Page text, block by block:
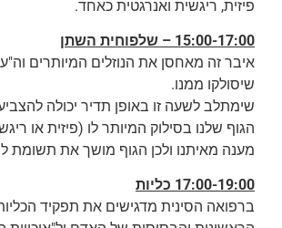
פיזית, ריגשית ואנרגטית כאחד.
15:00-17:00 – שלפוחית השתן
איבר זה מאחסן את הנוזלים המיותרים
שיסולקו ממנו.
שימתלב לשעה זו באופן תדיר יכולה
הגוף שלנו בסילוק המיותר לו (פיזית או
מענה מאיתנו ולכן הגוף מושך את תשומת
17:00-19:00 כליות
ברפואה הסינית מדגישים את תפקיד